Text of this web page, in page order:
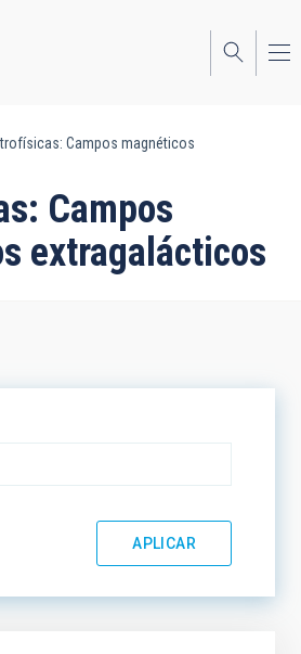
Campos magnéticos
Campos
extragalácticos